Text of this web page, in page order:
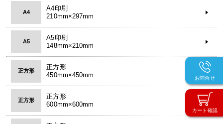
カート確認
お問合せ
A4
A4印刷
210mm×297mm
A5
A5印刷
148mm×210mm
正方形
正方形
450mm×450mm
正方形
正方形
600mm×600mm